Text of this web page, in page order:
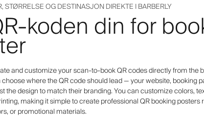
STØRRELSE OG DESTINASJON DIREKTE I BARBERLY
koden din for
and customize your scan-to-book QR codes directly from the
where the QR code should lead — your website, booking
the design to match their branding. You can customize colors,
making it simple to create professional QR booking posters
or promotional materials.